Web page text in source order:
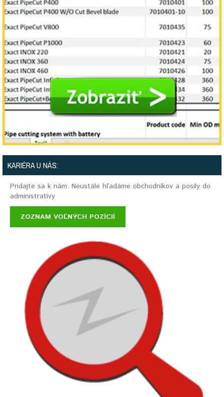
KARIÉRA U NÁS:
Pridajte sa k nám. Neustále hľadáme obchodníkov a posily do
administratívy
ZOZNAM VOĽNÝCH POZÍCIÍ